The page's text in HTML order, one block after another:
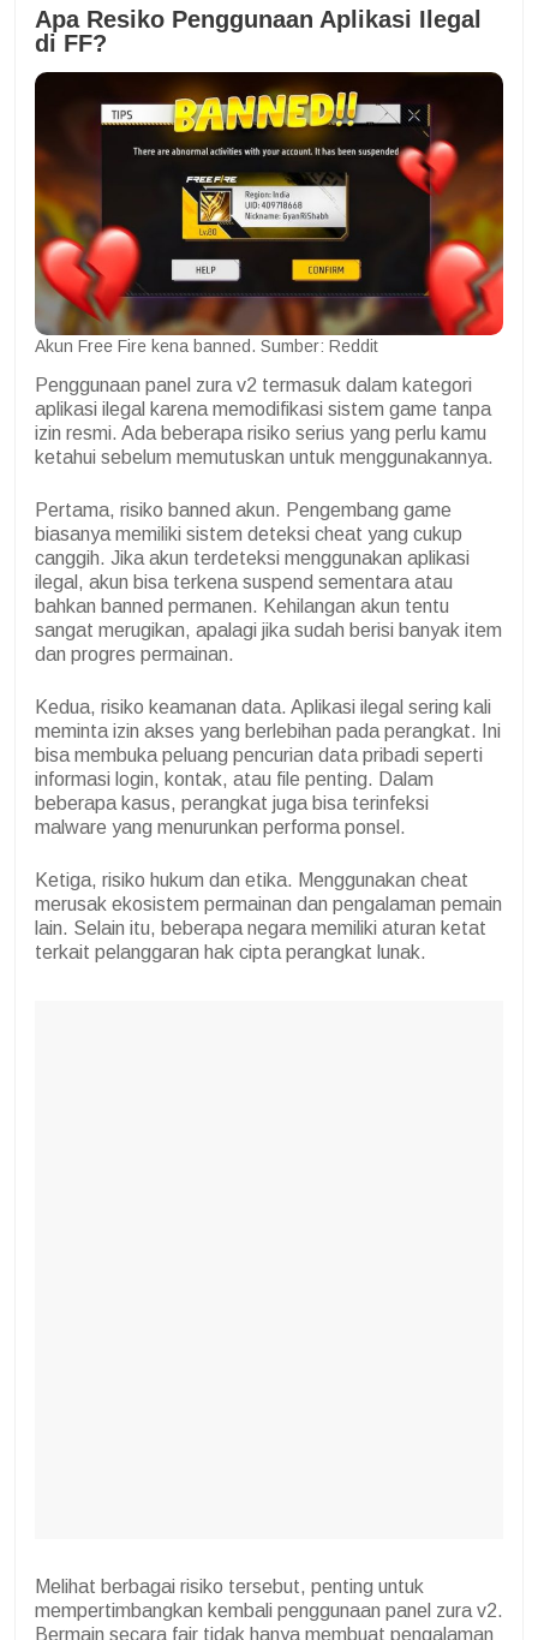
Apa Resiko Penggunaan Aplikasi Ilegal
di FF?
Akun Free Fire kena banned. Sumber: Reddit
Penggunaan panel zura v2 termasuk dalam kategori
aplikasi ilegal karena memodifikasi sistem game tanpa
izin resmi. Ada beberapa risiko serius yang perlu kamu
ketahui sebelum memutuskan untuk menggunakannya.
Pertama, risiko banned akun. Pengembang game
biasanya memiliki sistem deteksi cheat yang cukup
canggih. Jika akun terdeteksi menggunakan aplikasi
ilegal, akun bisa terkena suspend sementara atau
bahkan banned permanen. Kehilangan akun tentu
sangat merugikan, apalagi jika sudah berisi banyak item
dan progres permainan.
Kedua, risiko keamanan data. Aplikasi ilegal sering kali
meminta izin akses yang berlebihan pada perangkat. Ini
bisa membuka peluang pencurian data pribadi seperti
informasi login, kontak, atau file penting. Dalam
beberapa kasus, perangkat juga bisa terinfeksi
malware yang menurunkan performa ponsel.
Ketiga, risiko hukum dan etika. Menggunakan cheat
merusak ekosistem permainan dan pengalaman pemain
lain. Selain itu, beberapa negara memiliki aturan ketat
terkait pelanggaran hak cipta perangkat lunak.
Melihat berbagai risiko tersebut, penting untuk
mempertimbangkan kembali penggunaan panel zura v2.
Bermain secara fair tidak hanya membuat pengalaman